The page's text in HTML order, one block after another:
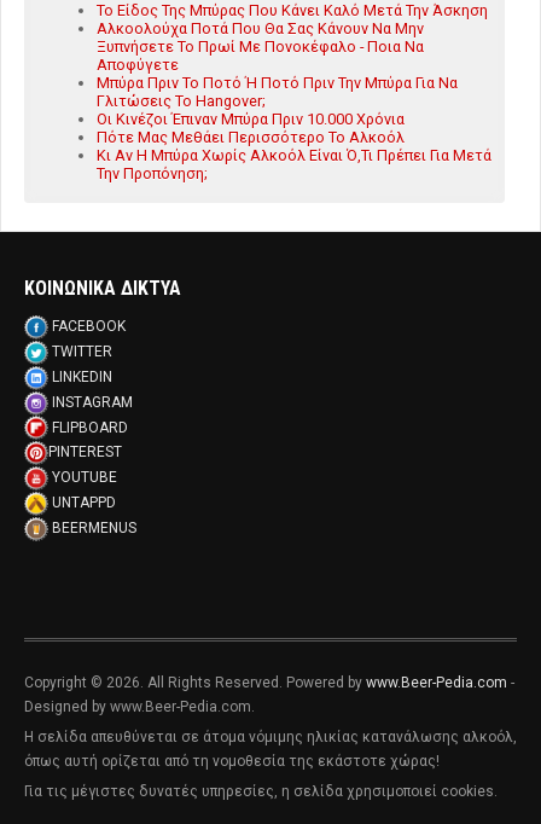
Το Είδος Της Μπύρας Που Κάνει Καλό Μετά Την Άσκηση
Αλκοολούχα Ποτά Που Θα Σας Κάνουν Να Μην
Ξυπνήσετε Το Πρωί Με Πονοκέφαλο - Ποια Να
Αποφύγετε
Μπύρα Πριν Το Ποτό Ή Ποτό Πριν Την Μπύρα Για Να
Γλιτώσεις Το Hangover;
Οι Κινέζοι Έπιναν Μπύρα Πριν 10.000 Χρόνια
Πότε Μας Μεθάει Περισσότερο Το Αλκοόλ
Κι Αν Η Μπύρα Χωρίς Αλκοόλ Είναι Ό,Τι Πρέπει Για Μετά
Την Προπόνηση;
ΚΟΙΝΩΝΙΚΑ ΔΙΚΤΥΑ
FACEBOOK
TWITTER
LINKEDIN
INSTAGRAM
FLIPBOARD
PINTEREST
YOUTUBE
UNTAPPD
BEERMENUS
Copyright © 2026. All Rights Reserved. Powered by www.Beer-Pedia.com -
Designed by www.Beer-Pedia.com.
Η σελίδα απευθύνεται σε άτομα νόμιμης ηλικίας κατανάλωσης αλκοόλ,
όπως αυτή ορίζεται από τη νομοθεσία της εκάστοτε χώρας!
Για τις μέγιστες δυνατές υπηρεσίες, η σελίδα χρησιμοποιεί cookies.